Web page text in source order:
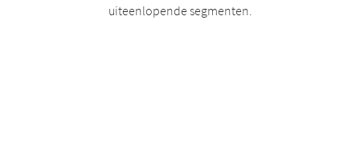
uiteenlopende segmenten.